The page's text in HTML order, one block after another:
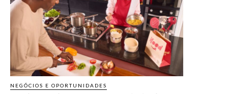
NEGÓCIOS E OPORTUNIDADES